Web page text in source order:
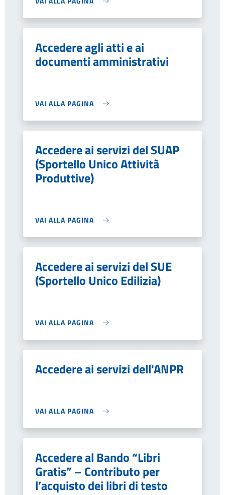
Accedere agli atti e ai
documenti amministrativi
VAI ALLA PAGINA
Accedere ai servizi del SUAP
(Sportello Unico Attività
Produttive)
VAI ALLA PAGINA
Accedere ai servizi del SUE
(Sportello Unico Edilizia)
VAI ALLA PAGINA
Accedere ai servizi dell'ANPR
VAI ALLA PAGINA
Accedere al Bando “Libri
Gratis” – Contributo per
l’acquisto dei libri di testo